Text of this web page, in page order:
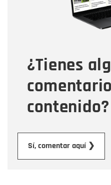
¿Tienes
contenido?
Sí, comentar aquí ❯
Tipo de comentario
Mensaje